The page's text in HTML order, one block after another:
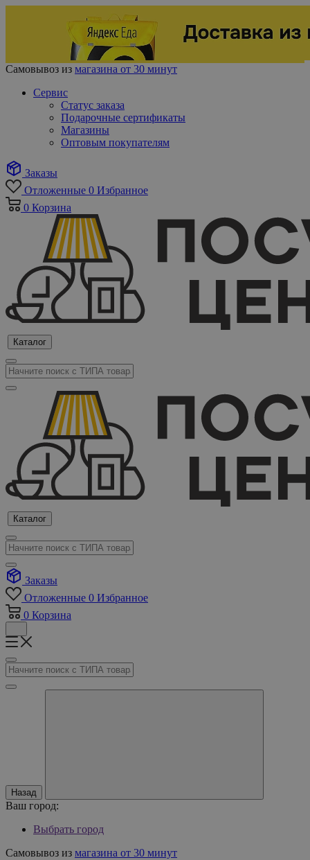
Самовывоз из магазина от 30 минут
Сервис
Статус заказа
Подарочные сертификаты
Магазины
Оптовым покупателям
Заказы
Отложенные 0 Избранное
0 Корзина
Каталог
Каталог
Заказы
Отложенные 0 Избранное
0 Корзина
Назад
Ваш город:
Выбрать город
Самовывоз из магазина от 30 минут